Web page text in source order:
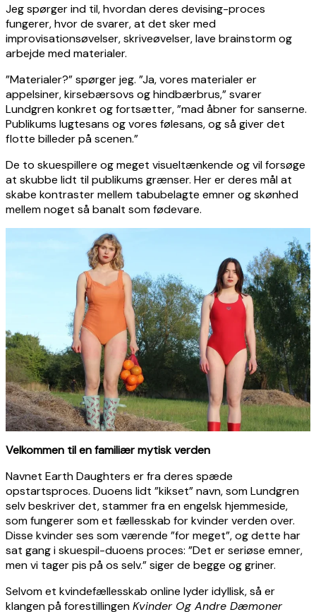
Jeg spørger ind til, hvordan deres devising-proces
fungerer, hvor de svarer, at det sker med
improvisationsøvelser, skriveøvelser, lave brainstorm og
arbejde med materialer.
”Materialer?” spørger jeg. ”Ja, vores materialer er
appelsiner, kirsebærsovs og hindbærbrus,” svarer
Lundgren konkret og fortsætter, ”mad åbner for sanserne.
Publikums lugtesans og vores følesans, og så giver det
flotte billeder på scenen.”
De to skuespillere og meget visueltænkende og vil forsøge
at skubbe lidt til publikums grænser. Her er deres mål at
skabe kontraster mellem tabubelagte emner og skønhed
mellem noget så banalt som fødevare.
Velkommen til en familiær mytisk verden
Navnet Earth Daughters er fra deres spæde
opstartsproces. Duoens lidt ”kikset” navn, som Lundgren
selv beskriver det, stammer fra en engelsk hjemmeside,
som fungerer som et fællesskab for kvinder verden over.
Disse kvinder ses som værende ”for meget”, og dette har
sat gang i skuespil-duoens proces: ”Det er seriøse emner,
men vi tager pis på os selv.” siger de begge og griner.
Selvom et kvindefællesskab online lyder idyllisk, så er
klangen på forestillingenKvinder Og Andre Dæmoner